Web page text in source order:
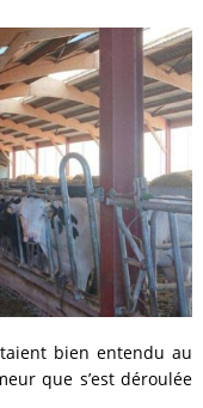
bien entendu au
que s’est déroulée